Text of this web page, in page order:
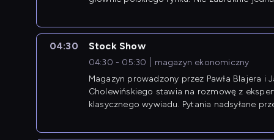
04:30 Stock Show
04:30 - 05:30
magazyn ekonomiczny
Magazyn prowadzony przez Pawła Blajera i
Cholewińskiego stawia na rozmowę z
klasycznego wywiadu. Pytania nadsyłane